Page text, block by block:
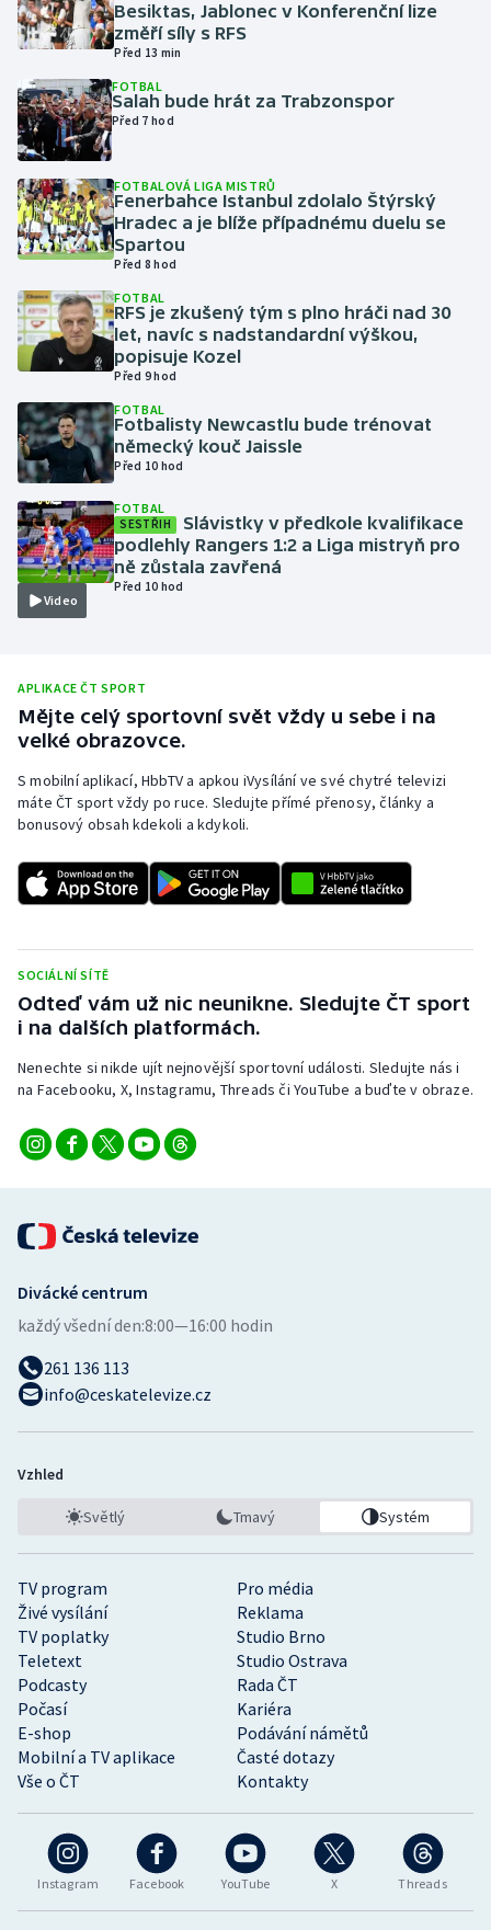
Gymnastika
Jezdectví
Judo
Krasobruslení
Lyže a snowboard
Moderní pětiboj
Motorsport
Olympijské hry
Parasport
Plavání
Rychlobruslení
Rychlostní kanoistika
Short track
Sportovní střelba
Stolní tenis
Triatlon
Veslování
Ostatní
Besiktas, Jablonec v Konferenční lize
změří síly s RFS
Před 13 min
FOTBAL
Salah bude hrát za Trabzonspor
Před 7 hod
FOTBALOVÁ LIGA MISTRŮ
Fenerbahce Istanbul zdolalo Štýrský
Hradec a je blíže případnému duelu se
Spartou
Před 8 hod
FOTBAL
RFS je zkušený tým s plno hráči nad 30
let, navíc s nadstandardní výškou,
popisuje Kozel
Před 9 hod
FOTBAL
Fotbalisty Newcastlu bude trénovat
německý kouč Jaissle
Před 10 hod
Video
FOTBAL
SESTŘIH
Slávistky v předkole kvalifikace
podlehly Rangers 1:2 a Liga mistryň pro
ně zůstala zavřená
Před 10 hod
APLIKACE ČT SPORT
Mějte celý sportovní svět vždy u sebe i na
velké obrazovce.
S mobilní aplikací, HbbTV a apkou iVysílání ve své chytré televizi
máte ČT sport vždy po ruce. Sledujte přímé přenosy, články a
bonusový obsah kdekoli a kdykoli.
SOCIÁLNÍ SÍTĚ
Odteď vám už nic neunikne. Sledujte ČT sport
i na dalších platformách.
Nenechte si nikde ujít nejnovější sportovní události. Sledujte nás i
na Facebooku, X, Instagramu, Threads či YouTube a buďte v obraze.
Instagram Facebook YouTube X Threads
TV program
Pro média
Živé vysílání
Reklama
TV poplatky
Studio Brno
Teletext
Studio Ostrava
Podcasty
Rada ČT
Počasí
Kariéra
E-shop
Podávání námětů
Mobilní a TV aplikace
Časté dotazy
Vše o ČT
Kontakty
Divácké centrum
každý všední den:8:00—16:00 hodin
261 136 113
info@ceskatelevize.cz
Vzhled
Světlý Tmavý Systém